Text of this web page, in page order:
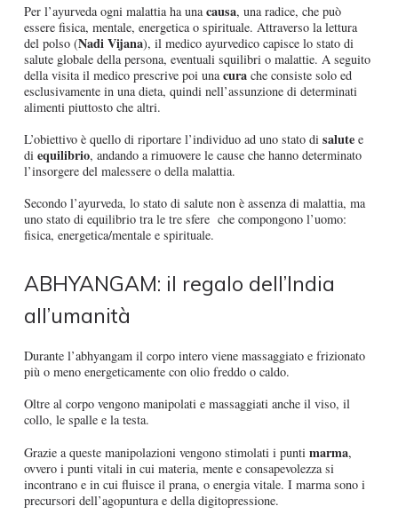
Per l’ayurveda ogni malattia ha unacausa, una radice, che può
essere fisica, mentale, energetica o spirituale. Attraverso la lettura
del polso (Nadi Vijana), il medico ayurvedico capisce lo stato di
salute globale della persona, eventuali squilibri o malattie. A seguito
della visita il medico prescrive poi unacura che consiste solo ed
esclusivamente in una dieta, quindi nell’assunzione di determinati
alimenti piuttosto che altri.
L’obiettivo è quello di riportare l’individuo ad uno stato disalute e
diequilibrio, andando a rimuovere le cause che hanno determinato
l’insorgere del malessere o della malattia.
Secondo l’ayurveda, lo stato di salute non è assenza di malattia, ma
uno stato di equilibrio tra le tre sfere che compongono l’uomo:
fisica, energetica/mentale e spirituale.
ABHYANGAM: il regalo dell’India
all’umanità
Durante l’abhyangam il corpo intero viene massaggiato e frizionato
più o meno energeticamente con olio freddo o caldo.
Oltre al corpo vengono manipolati e massaggiati anche il viso, il
collo, le spalle e la testa.
Grazie a queste manipolazioni vengono stimolati i puntimarma,
ovvero i punti vitali in cui materia, mente e consapevolezza si
incontrano e in cui fluisce il prana, o energia vitale. I marma sono i
precursori dell’agopuntura e della digitopressione.